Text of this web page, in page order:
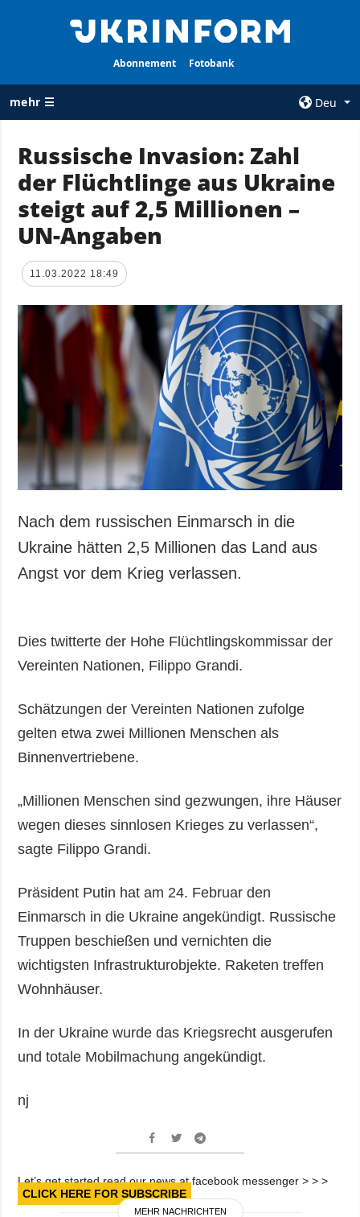
Abonnement Fotobank
mehr ☰
Deu
ALLE
RUBRIKEN
Krieg
Wiederaufbau
der Ukraine
Politik
Wirtschaft
Militär
Gesellschaft und
Sport
Kriminalität
Notstand und
Notfälle
AGENTUR
Über uns
und zum Schutz
personenbezogener
Daten
ZUSÄTZLICH
Veröffentlichungen
Interview
LEISTUNGEN
Abonnement
Russische Invasion: Zahl
der Flüchtlinge aus Ukraine
steigt auf 2,5 Millionen –
UN-Angaben
11.03.2022 18:49
Nach dem russischen Einmarsch in die
Ukraine hätten 2,5 Millionen das Land aus
Angst vor dem Krieg verlassen.
Dies twitterte der Hohe Flüchtlingskommissar der
Vereinten Nationen, Filippo Grandi.
Schätzungen der Vereinten Nationen zufolge
gelten etwa zwei Millionen Menschen als
Binnenvertriebene.
„Millionen Menschen sind gezwungen, ihre Häuser
wegen dieses sinnlosen Krieges zu verlassen“,
sagte Filippo Grandi.
Präsident Putin hat am 24. Februar den
Einmarsch in die Ukraine angekündigt. Russische
Truppen beschießen und vernichten die
wichtigsten Infrastrukturobjekte. Raketen treffen
Wohnhäuser.
In der Ukraine wurde das Kriegsrecht ausgerufen
und totale Mobilmachung angekündigt.
nj
Let’s get started read our news at facebook messenger > > >
CLICK HERE FOR SUBSCRIBE
MEHR NACHRICHTEN